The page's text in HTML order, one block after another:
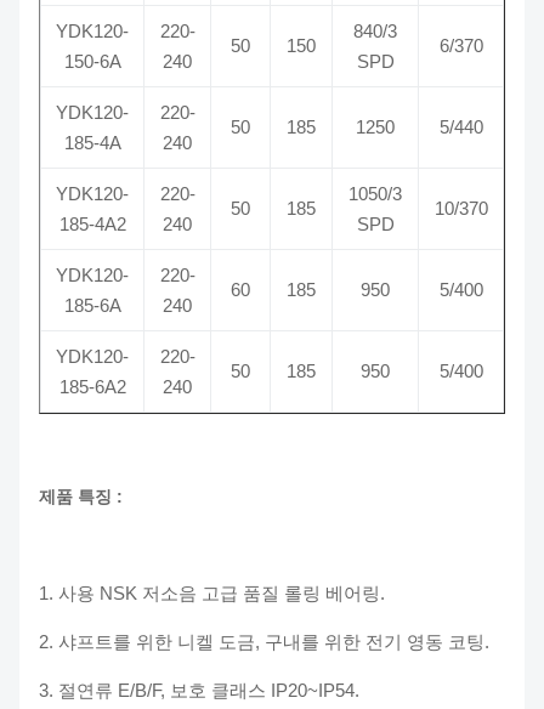
YDK120-
150-6A
220-
240
50 150
840/3
SPD
6/370
YDK120-
185-4A
220-
240
50 185 1250 5/440
YDK120-
185-4A2
220-
240
50 185
1050/3
SPD
10/370
YDK120-
185-6A
220-
240
60 185 950 5/400
YDK120-
185-6A2
220-
240
50 185 950 5/400
제품 특징 :
1. 사용 NSK 저소음 고급 품질 롤링 베어링.
2. 샤프트를 위한 니켈 도금, 구내를 위한 전기 영동 코팅.
3. 절연류 E/B/F, 보호 클래스 IP20~IP54.